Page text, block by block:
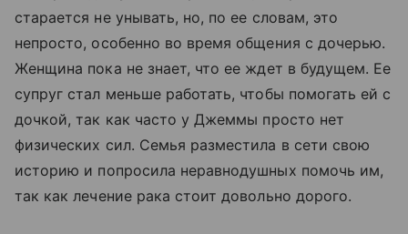
старается не унывать, но, по ее словам, это
непросто, особенно во время общения с дочерью.
Женщина пока не знает, что ее ждет в будущем. Ее
супруг стал меньше работать, чтобы помогать ей с
дочкой, так как часто у Джеммы просто нет
физических сил. Семья разместила в сети свою
историю и попросила неравнодушных помочь им,
так как лечение рака стоит довольно дорого.